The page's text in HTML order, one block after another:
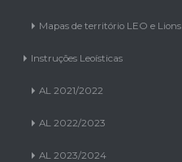
Mapas de território LEO e Lions
Instruções Leoísticas
AL 2021/2022
AL 2022/2023
AL 2023/2024